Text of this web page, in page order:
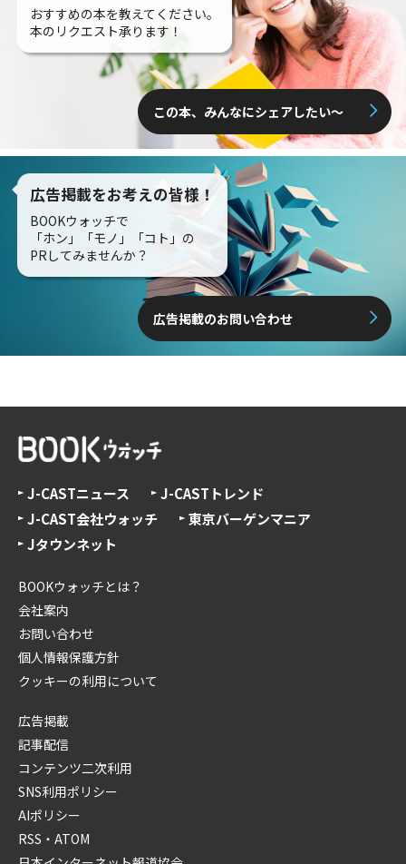
おすすめの本を教えてください。
本のリクエスト承ります！
この本、みんなにシェアしたい〜
広告掲載をお考えの皆様！
BOOKウォッチで
「ホン」「モノ」「コト」の
PRしてみませんか？
広告掲載のお問い合わせ
J-CASTニュース
J-CASTトレンド
J-CAST会社ウォッチ
東京バーゲンマニア
Jタウンネット
BOOKウォッチとは？
会社案内
お問い合わせ
個人情報保護方針
クッキーの利用について
広告掲載
記事配信
コンテンツ二次利用
SNS利用ポリシー
AIポリシー
RSS・ATOM